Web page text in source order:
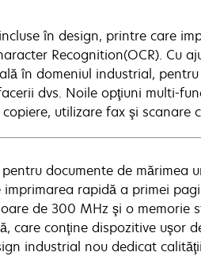
în design, printre care
Recognition(OCR). Cu
în domeniul industrial,
dvs. Noile opţiuni multi-
utilizare fax şi scanare
documente de mărimea
rapidă a primei
de 300 MHz şi o memorie
care conţine dispozitive uşor
industrial nou dedicat